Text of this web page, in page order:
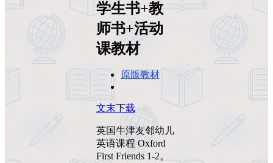
学生书+教
师书+活动
课教材
原版教材
文末下载
英国牛津友邻幼儿
英语课程 Oxford
First Friends 1-2。